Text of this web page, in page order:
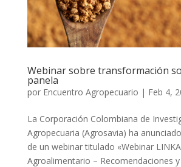
Webinar sobre transformación
panela
por Encuentro Agropecuario | Feb 4,
La Corporación Colombiana de
Agropecuaria (Agrosavia) ha
de un webinar titulado «Webinar
Agroalimentario – Recomendaciones